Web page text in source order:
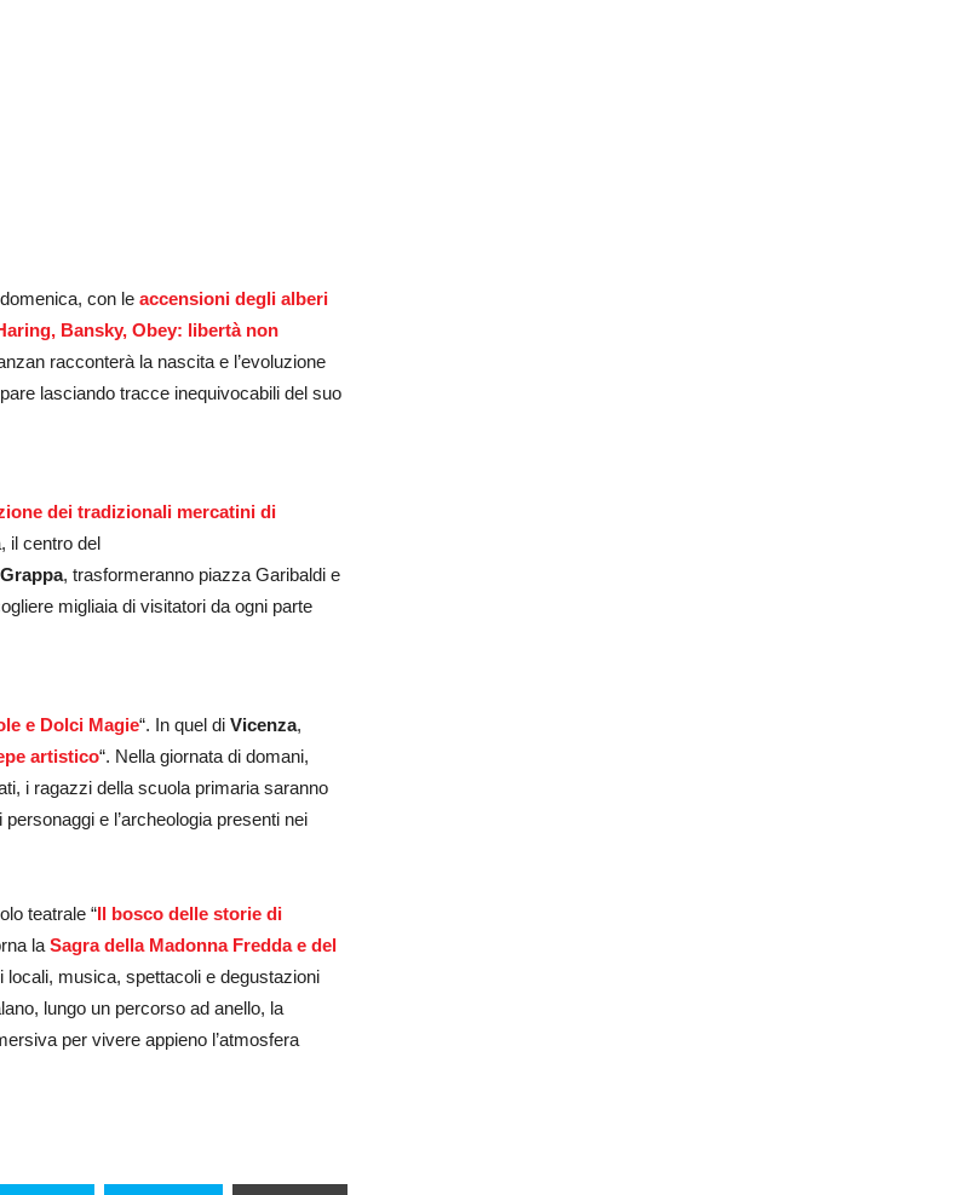
con le accensioni degli alberi
Bansky, Obey: libertà non
racconterà la nascita e l’evoluzione
lasciando tracce inequivocabili del suo
dei tradizionali mercatini di
il centro del
, trasformeranno piazza Garibaldi e
migliaia di visitatori da ogni parte
e Dolci Magie“. In quel di Vicenza,
artistico“. Nella giornata di domani,
i ragazzi della scuola primaria saranno
e l’archeologia presenti nei
teatrale “Il bosco delle storie di
la Sagra della Madonna Fredda e del
musica, spettacoli e degustazioni
lungo un percorso ad anello, la
per vivere appieno l’atmosfera